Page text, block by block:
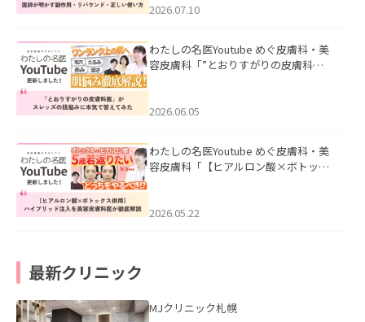
た。
2026.07.10
わたしの名医Youtube めぐ皮膚科・美
容皮膚科「”とおりすがりの皮膚科
2026.06.05
わたしの名医Youtube めぐ皮膚科・美
容皮膚科「【ヒアルロン酸×ボトック
た。
2026.05.22
最新クリニック
MJクリニック札幌